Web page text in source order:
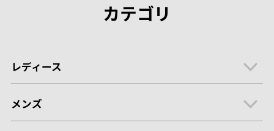
カテゴリ
レディース
メンズ